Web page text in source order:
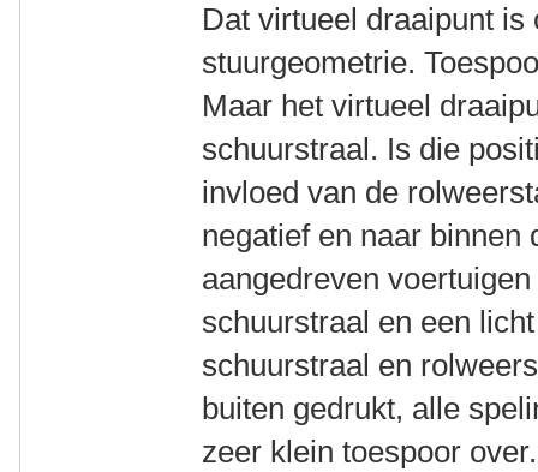
Dat virtueel draaipunt
stuurgeometrie.
Maar het virtueel
schuurstraal. Is die
invloed van de
negatief en naar
aangedreven
schuurstraal en een
schuurstraal en
buiten gedrukt, alle
zeer klein toespoor